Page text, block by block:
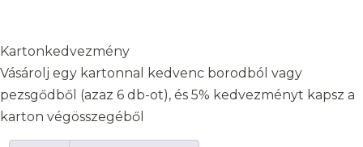
Kartonkedvezmény
Vásárolj egy kartonnal kedvenc borodból vagy
pezsgődből (azaz 6 db-ot), és 5% kedvezményt kapsz a
karton végösszegéből